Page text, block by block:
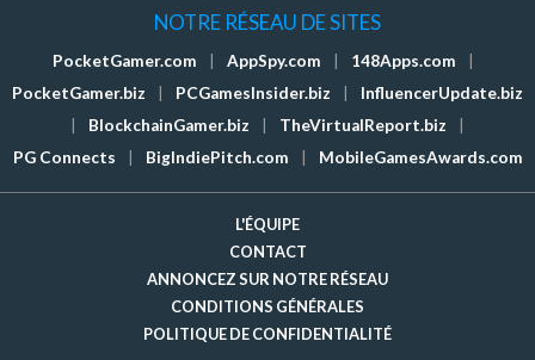
NOTRE RÉSEAU DE SITES
PocketGamer.com AppSpy.com 148Apps.com
PocketGamer.biz
PCGamesInsider.biz
InfluencerUpdate.biz
BlockchainGamer.biz TheVirtualReport.biz
PG Connects
BigIndiePitch.com MobileGamesAwards.com
L'ÉQUIPE
CONTACT
ANNONCEZ SUR NOTRE RÉSEAU
CONDITIONS GÉNÉRALES
POLITIQUE DE CONFIDENTIALITÉ